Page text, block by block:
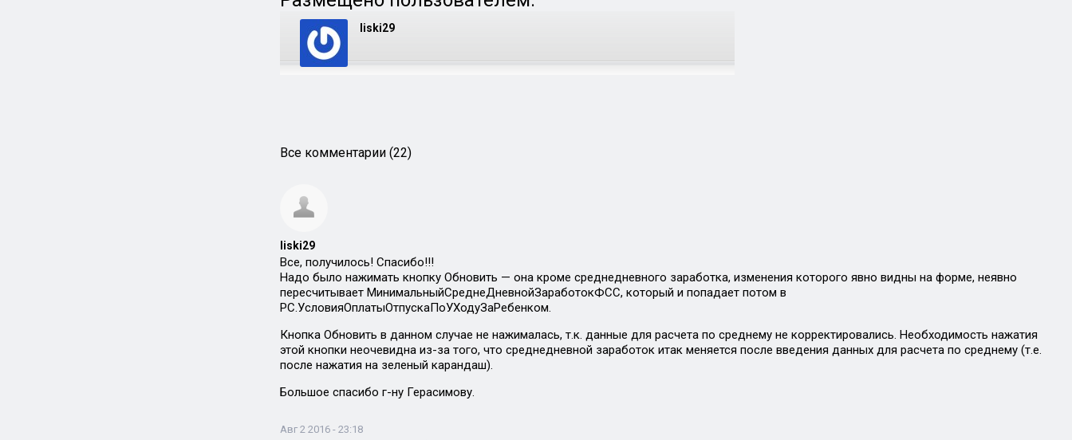
liski29
Все комментарии (22)
liski29
Все, получилось! Спасибо!!!
Надо было нажимать кнопку Обновить — она кроме среднедневного заработка, изменения которого явно видны на форме, неявно
пересчитывает МинимальныйСреднеДневнойЗаработокФСС, который и попадает потом в
РС.УсловияОплатыОтпускаПоУХодуЗаРебенком.
Кнопка Обновить в данном случае не нажималась, т.к. данные для расчета по среднему не корректировались. Необходимость нажатия
этой кнопки неочевидна из-за того, что среднедневной заработок итак меняется после введения данных для расчета по среднему (т.е.
после нажатия на зеленый карандаш).
Большое спасибо г-ну Герасимову.
Авг 2 2016 - 23:18